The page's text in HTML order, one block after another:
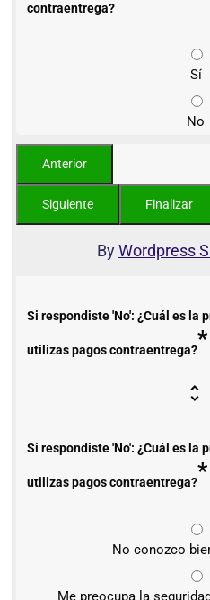
contraentrega?
Sí
No
ByWordpress
Si respondiste 'No': ¿Cuál es la
utilizas pagos contraentrega?*
Si respondiste 'No': ¿Cuál es la
utilizas pagos contraentrega?*
No conozco
Me preocupa la